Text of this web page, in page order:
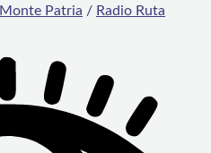
Monte Patria / Radio Ruta